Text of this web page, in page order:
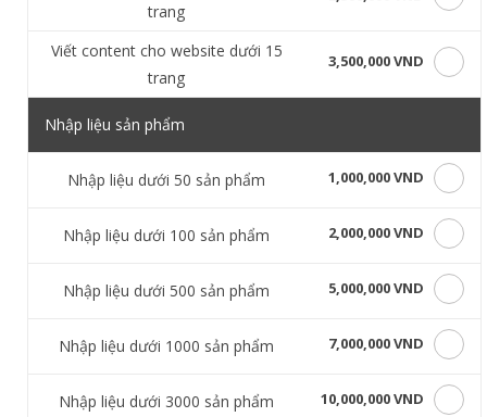
trang
Viết content cho website dưới 15
trang
3,500,000 VND
Nhập liệu sản phẩm
Nhập liệu dưới 50 sản phẩm 1,000,000 VND
Nhập liệu dưới 100 sản phẩm 2,000,000 VND
Nhập liệu dưới 500 sản phẩm 5,000,000 VND
Nhập liệu dưới 1000 sản phẩm 7,000,000 VND
Nhập liệu dưới 3000 sản phẩm 10,000,000 VND